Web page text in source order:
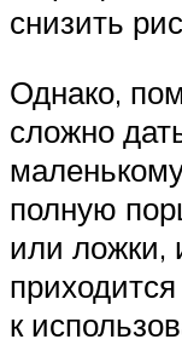
снизить
Однако,
сложно
полную
или ложки,
к